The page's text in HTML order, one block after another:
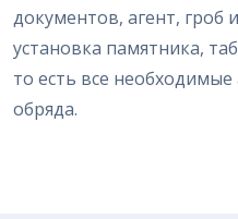
документов, агент, гроб
установка памятника,
то есть все
обряда.